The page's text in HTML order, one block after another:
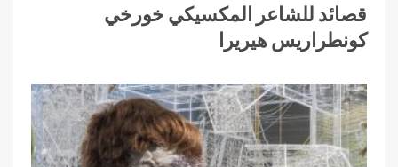
قصائد للشاعر المكسيكي خورخي
كونطراريس هيريرا